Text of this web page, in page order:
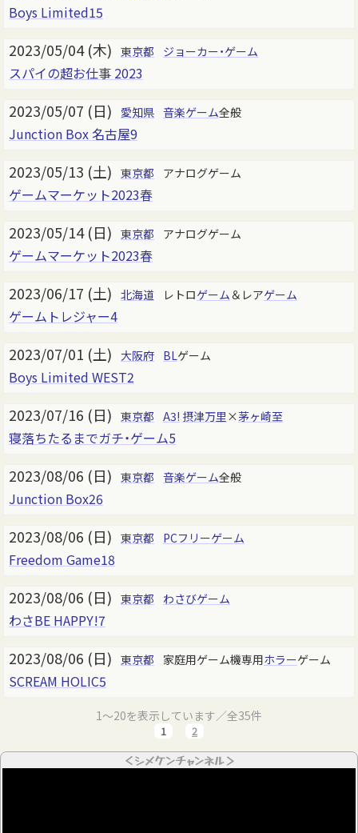
Boys Limited15
2023/05/04 (木) 東京都 ジョーカー・ゲーム
スパイの超お仕事 2023
2023/05/07 (日) 愛知県 音楽ゲーム全般
Junction Box 名古屋9
2023/05/13 (土) 東京都 アナログゲーム
ゲームマーケット2023春
2023/05/14 (日) 東京都 アナログゲーム
ゲームマーケット2023春
2023/06/17 (土) 北海道 レトロゲーム ＆レアゲーム
ゲームトレジャー4
2023/07/01 (土) 大阪府 BLゲーム
Boys Limited WEST2
2023/07/16 (日) 東京都 A3! 摂津万里 ×茅ヶ崎至
寝落ちたるまでガチ・ゲーム5
2023/08/06 (日) 東京都 音楽ゲーム全般
Junction Box26
2023/08/06 (日) 東京都 PCフリーゲーム
Freedom Game18
2023/08/06 (日) 東京都 わさびゲーム
わさBE HAPPY!7
2023/08/06 (日) 東京都 家庭用ゲーム機専用ホラーゲーム
SCREAM HOLIC5
1～20を表示しています／全35件
1 2
＜シメケンチャンネル＞